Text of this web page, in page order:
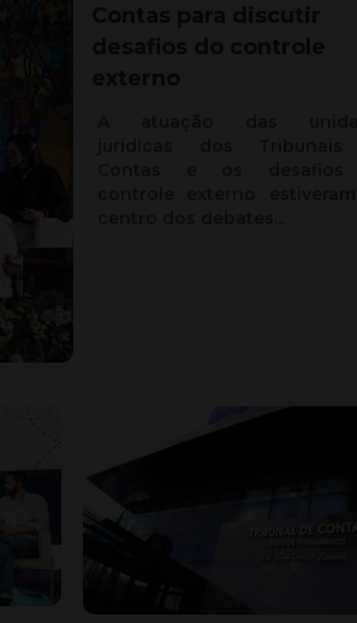
Contas para discutir
desafios do controle
externo